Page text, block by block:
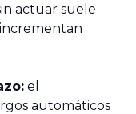
actuar suele
el
automáticos